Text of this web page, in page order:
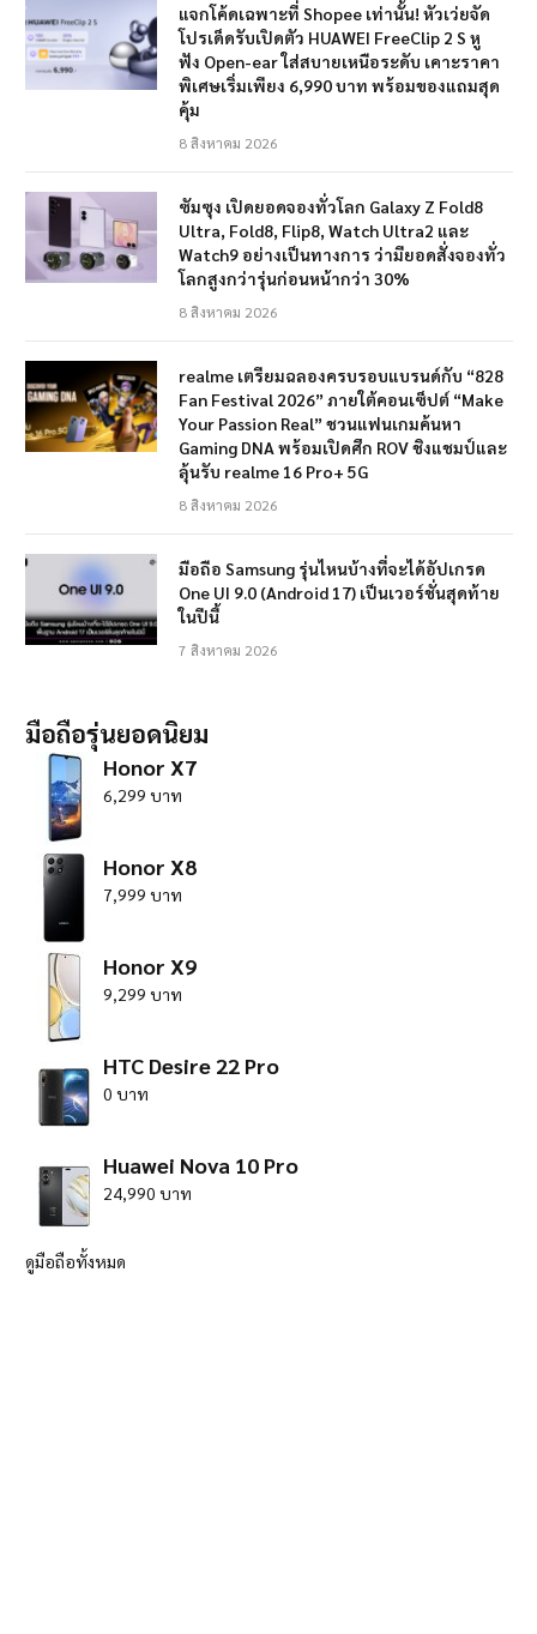
แจกโค้ดเฉพาะที่ Shopee เท่านั้น! หัวเว่ยจัด
โปรเด็ดรับเปิดตัว HUAWEI FreeClip 2 S หู
ฟัง Open-ear ใส่สบายเหนือระดับ เคาะราคา
พิเศษเริ่มเพียง 6,990 บาท พร้อมของแถมสุด
คุ้ม
8 สิงหาคม 2026
ซัมซุง เปิดยอดจองทั่วโลก Galaxy Z Fold8
Ultra, Fold8, Flip8, Watch Ultra2 และ
Watch9 อย่างเป็นทางการ ว่ามียอดสั่งจองทั่ว
โลกสูงกว่ารุ่นก่อนหน้ากว่า 30%
8 สิงหาคม 2026
realme เตรียมฉลองครบรอบแบรนด์กับ “828
Fan Festival 2026” ภายใต้คอนเซ็ปต์ “Make
Your Passion Real” ชวนแฟนเกมค้นหา
Gaming DNA พร้อมเปิดศึก ROV ชิงแชมป์และ
ลุ้นรับ realme 16 Pro+ 5G
8 สิงหาคม 2026
มือถือ Samsung รุ่นไหนบ้างที่จะได้อัปเกรด
One UI 9.0 (Android 17) เป็นเวอร์ชั่นสุดท้าย
ในปีนี้
7 สิงหาคม 2026
มือถือรุ่นยอดนิยม
Honor X7
6,299 บาท
Honor X8
7,999 บาท
Honor X9
9,299 บาท
HTC Desire 22 Pro
0 บาท
Huawei Nova 10 Pro
24,990 บาท
ดูมือถือทั้งหมด